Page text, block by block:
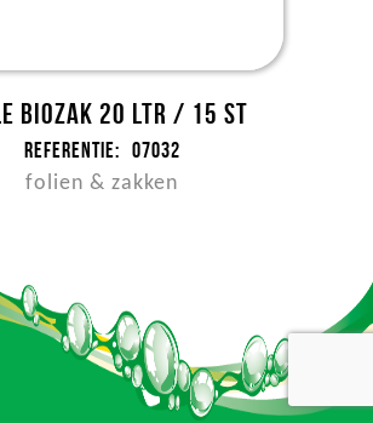
biozak 20 ltr / 15 st
Referentie: 07032
folien & zakken